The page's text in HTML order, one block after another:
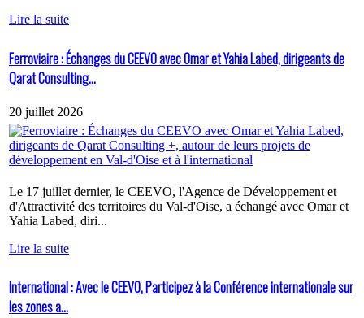
Lire la suite
Ferroviaire : Échanges du CEEVO avec Omar et Yahia Labed, dirigeants de
Qarat Consulting...
20 juillet 2026
Le 17 juillet dernier, le CEEVO, l'Agence de Développement et
d'Attractivité des territoires du Val-d'Oise, a échangé avec Omar et
Yahia Labed, diri...
Lire la suite
International : Avec le CEEVO, Participez à la Conférence internationale sur
les zones a...